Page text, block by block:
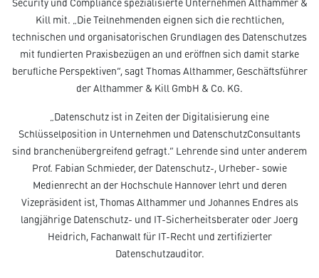
Kill mit. „Die Teilnehmenden eignen sich die rechtlichen,
technischen und organisatorischen Grundlagen des Datenschutzes
mit fundierten Praxisbezügen an und eröffnen sich damit starke
berufliche Perspektiven“, sagt Thomas Althammer, Geschäftsführer
der Althammer & Kill GmbH & Co. KG.
„Datenschutz ist in Zeiten der Digitalisierung eine
Schlüsselposition in Unternehmen und DatenschutzConsultants
sind branchenübergreifend gefragt.“ Lehrende sind unter anderem
Prof. Fabian Schmieder, der Datenschutz-, Urheber- sowie
Medienrecht an der Hochschule Hannover lehrt und deren
Vizepräsident ist, Thomas Althammer und Johannes Endres als
langjährige Datenschutz- und IT-Sicherheitsberater oder Joerg
Heidrich, Fachanwalt für IT-Recht und zertifizierter
Datenschutzauditor.